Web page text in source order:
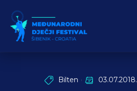
Bilten 03.07.2018.